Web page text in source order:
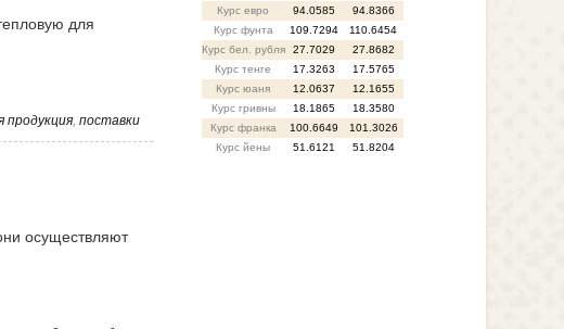
для
продукция, поставки
осуществляют
Курс евро
94.0585
94.8366
Курс фунта
109.7294
110.6454
Курс бел. рубля 27.7029
27.8682
Курс тенге
17.3263
17.5765
Курс юаня
12.0637
12.1655
Курс гривны
18.1865
18.3580
Курс франка
100.6649
101.3026
Курс йены
51.6121 51.8204